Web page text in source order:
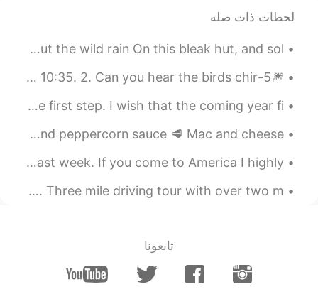
لحظات ذات صله
Rain by Edward Thomas. Rain, midnight rain, nothing but the wild rain On this bleak hut, and sol...
🎆5-Sentence Stories🎆 🎈Part 2 1. Good evening, it’s 10:35. 2. Can you hear the birds chir...
You don’t have to see the whole street, just take the first step. I wish that the coming year fi...
Berners Tavern 🇬🇧 Côte de boeuf with bearnaise, garlic and peppercorn sauce 🥩 Mac and cheese ...
I went to Yosemite National Park with my friends this past week. If you come to America I highly ...
Holiday Festival of Lights in Charleston, South Carolina. Three mile driving tour with over two m...
تابعونا